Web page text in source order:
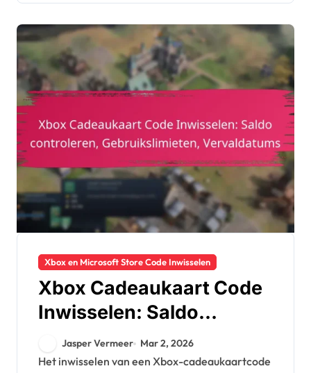
Xbox en Microsoft Store Code Inwisselen
Xbox Cadeaukaart Code
Inwisselen: Saldo
controleren,
Gebruikslimieten,
Jasper Vermeer Mar 2, 2026
Het inwisselen van een Xbox-cadeaukaartcode